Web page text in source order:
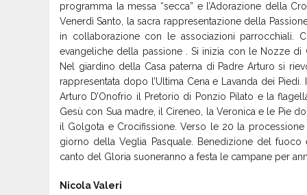
programma la messa “secca” e l’Adorazione della
Venerdì Santo, la sacra rappresentazione della
in collaborazione con le associazioni parrocchiali.
evangeliche della passione . Si inizia con le Nozze di
Nel giardino della Casa paterna di Padre Arturo si
rappresentata dopo l’Ultima Cena e Lavanda dei
Arturo D’Onofrio il Pretorio di Ponzio Pilato e la
Gesù con Sua madre, il Cireneo, la Veronica e le Pie
il Golgota e Crocifissione. Verso le 20 la
giorno della Veglia Pasquale. Benedizione del
canto del Gloria suoneranno a festa le campane per
Nicola Valeri